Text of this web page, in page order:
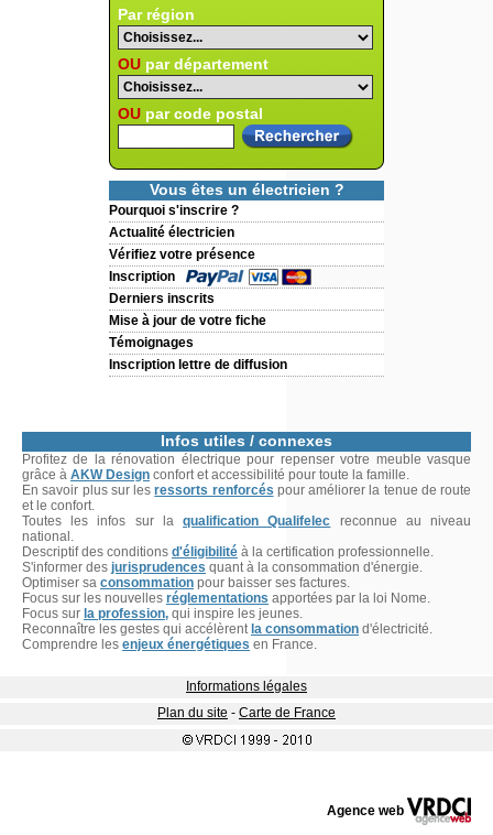
Par région
OU par département
OU par code postal
Vous êtes un électricien ?
Pourquoi s'inscrire ?
Actualité électricien
Vérifiez votre présence
Inscription
Derniers inscrits
Mise à jour de votre fiche
Témoignages
Inscription lettre de diffusion
Infos utiles / connexes
Profitez de la rénovation électrique pour repenser votre meuble vasque
grâce à AKW Design confort et accessibilité pour toute la famille.
En savoir plus sur lesressorts renforcés pour améliorer la tenue de route
et le confort.
Toutes les infos sur laqualification Qualifelec reconnue au niveau
national.
Descriptif des conditions d'éligibilité à la certification professionnelle.
S'informer des jurisprudences quant à la consommation d'énergie.
Optimiser sa consommation pour baisser ses factures.
Focus sur les nouvelles réglementations apportées par la loi Nome.
Focus sur la profession, qui inspire les jeunes.
Reconnaître les gestes qui accélèrent la consommation d'électricité.
Comprendre les enjeux énergétiques en France.
Informations légales
Plan du site - Carte de France
Agence web